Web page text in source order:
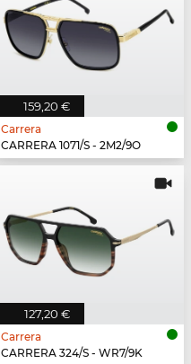
159,20 €
Carrera
CARRERA 1071/S - 2M2/9O
127,20 €
Carrera
CARRERA 324/S - WR7/9K